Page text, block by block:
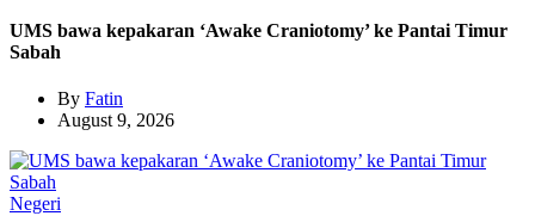
UMS bawa kepakaran ‘Awake Craniotomy’ ke Pantai Timur
Sabah
By Fatin
August 9, 2026
Negeri